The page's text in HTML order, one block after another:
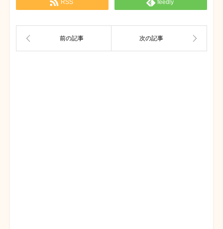
RSS feedly